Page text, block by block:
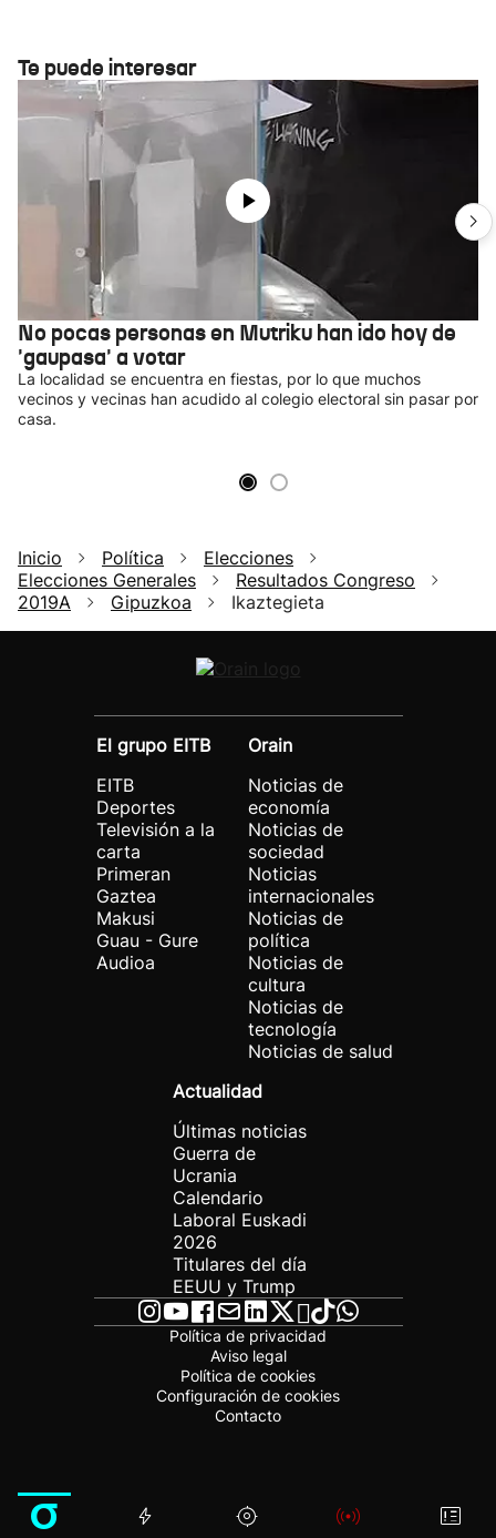
Te puede interesar
No pocas personas en Mutriku han ido hoy de
'gaupasa' a votar
La localidad se encuentra en fiestas, por lo que muchos
vecinos y vecinas han acudido al colegio electoral sin pasar por
casa.
Inicio Política
Elecciones
Elecciones Generales
Resultados Congreso
2019A
Gipuzkoa Ikaztegieta
El grupo EITB
EITB
Deportes
Televisión a la
carta
Primeran
Gaztea
Makusi
Guau - Gure
Audioa
Orain
Noticias de
economía
Noticias de
sociedad
Noticias
internacionales
Noticias de
política
Noticias de
cultura
Noticias de
tecnología
Noticias de salud
Actualidad
Últimas noticias
Guerra de
Ucrania
Calendario
Laboral Euskadi
2026
Titulares del día
EEUU y Trump
Política de privacidad
Aviso legal
Política de cookies
Configuración de cookies
Contacto